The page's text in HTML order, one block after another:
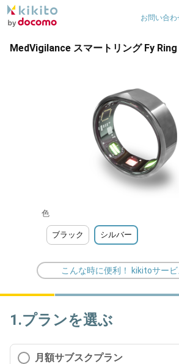
お問い合わ
MedVigilance スマートリング Fy
色
ブラック シルバー
こんな時に便利！ kikitoサー
1.プランを選ぶ
月額サブスクプラン